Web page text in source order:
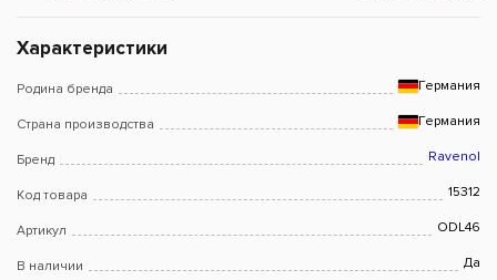
Характеристики
Родина бренда Германия
Страна производства Германия
Бренд Ravenol
Код товара 15312
Артикул ODL46
В наличии Да